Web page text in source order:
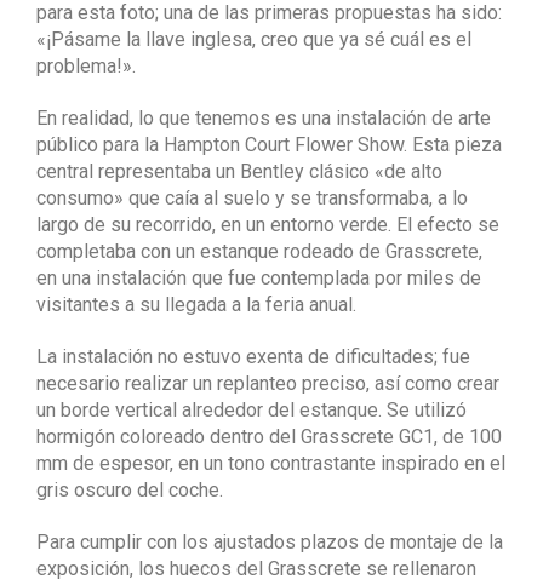
para esta foto; una de las primeras propuestas ha sido:
«¡Pásame la llave inglesa, creo que ya sé cuál es el
problema!».
En realidad, lo que tenemos es una instalación de arte
público para la Hampton Court Flower Show. Esta pieza
central representaba un Bentley clásico «de alto
consumo» que caía al suelo y se transformaba, a lo
largo de su recorrido, en un entorno verde. El efecto se
completaba con un estanque rodeado de Grasscrete,
en una instalación que fue contemplada por miles de
visitantes a su llegada a la feria anual.
La instalación no estuvo exenta de dificultades; fue
necesario realizar un replanteo preciso, así como crear
un borde vertical alrededor del estanque. Se utilizó
hormigón coloreado dentro del Grasscrete GC1, de 100
mm de espesor, en un tono contrastante inspirado en el
gris oscuro del coche.
Para cumplir con los ajustados plazos de montaje de la
exposición, los huecos del Grasscrete se rellenaron